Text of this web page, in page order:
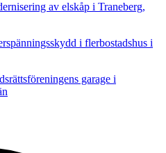
av elskåp i Traneberg,
i flerbostadshus i
garage i